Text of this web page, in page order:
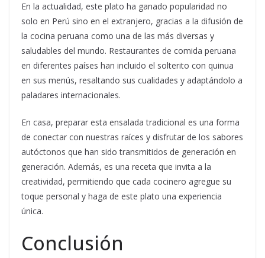
En la actualidad, este plato ha ganado popularidad no
solo en Perú sino en el extranjero, gracias a la difusión de
la cocina peruana como una de las más diversas y
saludables del mundo. Restaurantes de comida peruana
en diferentes países han incluido el solterito con quinua
en sus menús, resaltando sus cualidades y adaptándolo a
paladares internacionales.
En casa, preparar esta ensalada tradicional es una forma
de conectar con nuestras raíces y disfrutar de los sabores
autóctonos que han sido transmitidos de generación en
generación. Además, es una receta que invita a la
creatividad, permitiendo que cada cocinero agregue su
toque personal y haga de este plato una experiencia
única.
Conclusión